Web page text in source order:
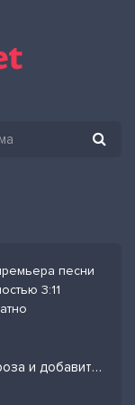
песни
3:11
Слушать песню Anna Asti - Гроза и добавить в избранных